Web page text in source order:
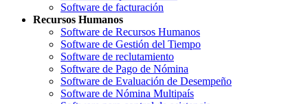
Software de facturación
Recursos Humanos
Software de Recursos Humanos
Software de Gestión del Tiempo
Software de reclutamiento
Software de Pago de Nómina
Software de Evaluación de Desempeño
Software de Nómina Multipaís